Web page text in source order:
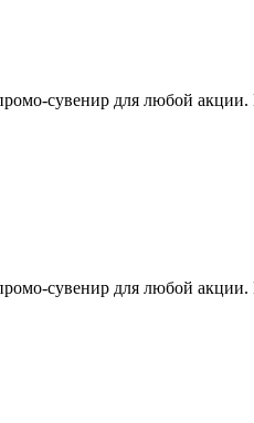
сувенир для любой акции.
сувенир для любой акции.